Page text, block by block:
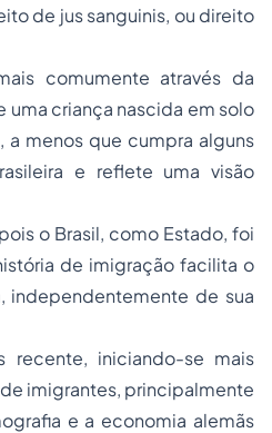
de jus sanguinis, ou direito
comumente através da
criança nascida em solo
menos que cumpra alguns
e reflete uma visão
o Brasil, como Estado, foi
de imigração facilita o
independentemente de sua
recente, iniciando-se mais
imigrantes, principalmente
e a economia alemãs